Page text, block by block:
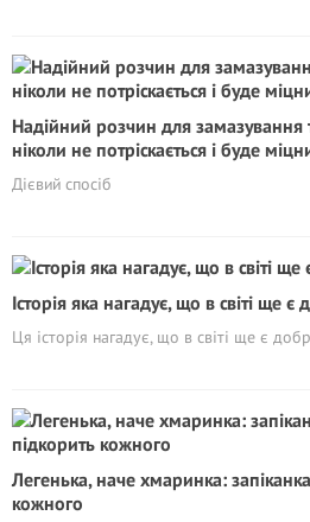
Надійний розчин для замазування
ніколи не потріскається і буде
Дієвий спосіб
Історія яка нагадує, що в світі ще є
Ця історія нагадує, що в світі ще є
Легенька, наче хмаринка:
кожного